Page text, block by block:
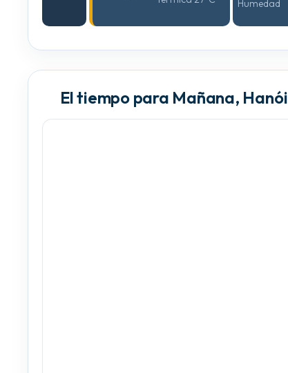
Humedad
El tiempo para Mañana, Hanói